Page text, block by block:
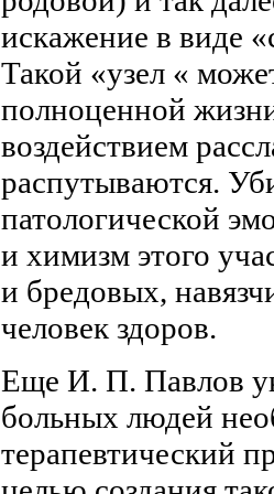
искажение в виде
Такой «узел «
полноценной
воздействием
распутываются.
патологической
и химизм этого
и бредовых,
человек здоров.
Еще И. П. Павлов
больных людей
терапевтический